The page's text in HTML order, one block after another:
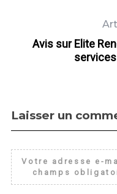
Avis sur Elite
services
Laisser un
Votre adresse e-
champs